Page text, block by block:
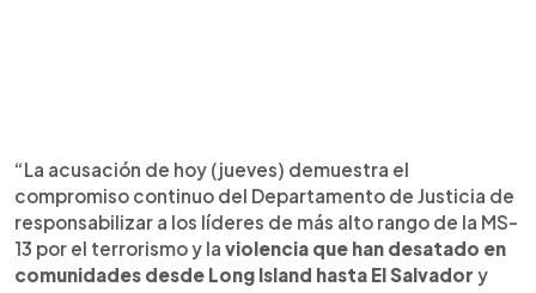
“La acusación de hoy (jueves) demuestra el
compromiso continuo del Departamento de Justicia de
responsabilizar a los líderes de más alto rango de la MS-
13 por el terrorismo y la violencia que han desatado en
comunidades desde Long Island hasta El Salvador y